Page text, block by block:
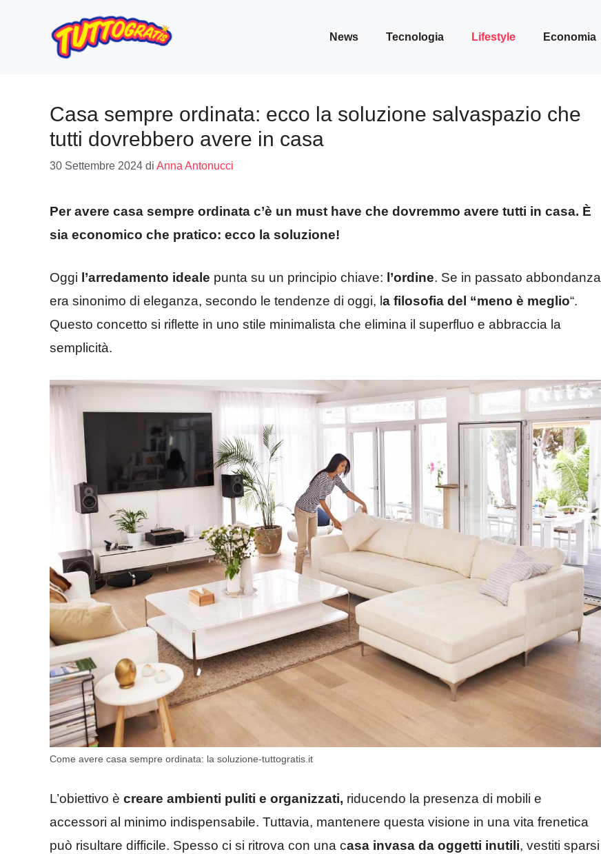
contenuto
News Tecnologia Lifestyle Economia
Casa sempre ordinata: ecco la soluzione salvaspazio che
tutti dovrebbero avere in casa
30 Settembre 2024 di Anna Antonucci
Per avere casa sempre ordinata c’è un must have che dovremmo avere tutti in casa. È
sia economico che pratico: ecco la soluzione!
Oggi l’arredamento ideale punta su un principio chiave: l’ordine. Se in passato abbondanza
era sinonimo di eleganza, secondo le tendenze di oggi, l a filosofia del “meno è meglio“.
Questo concetto si riflette in uno stile minimalista che elimina il superfluo e abbraccia la
semplicità.
Come avere casa sempre ordinata: la soluzione-tuttogratis.it
L’obiettivo è creare ambienti puliti e organizzati, riducendo la presenza di mobili e
accessori al minimo indispensabile. Tuttavia, mantenere questa visione in una vita frenetica
può risultare difficile. Spesso ci si ritrova con una casa invasa da oggetti inutili, vestiti sparsi